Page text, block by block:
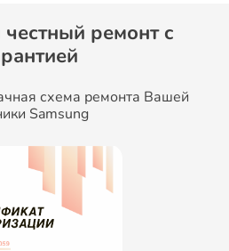
ремонт c
схема ремонта Вашей
Samsung